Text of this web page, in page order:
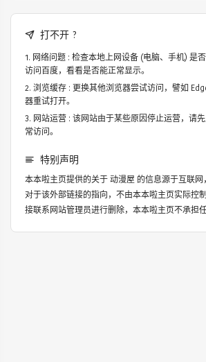
打不开 ?
网络问题 : 检查本地上网设备 (电脑、手机) 是
访问百度，看看是否能正常显示。
浏览缓存 : 更换其他浏览器尝试访问，譬如
器重试打开。
网站运营 : 该网站由于某些原因停止运营，请
常访问。
特别声明
本本啦主页提供的关于动漫屋 的信息源于互联
对于该外部链接的指向，不由本本啦主页实际控
接联系网站管理员进行删除，本本啦主页不承担